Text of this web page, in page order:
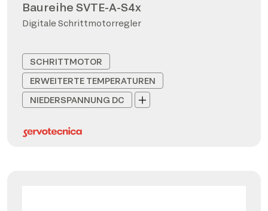
Baureihe SVTE-A-S4x
Digitale Schrittmotorregler
SCHRITTMOTOR
ERWEITERTE TEMPERATUREN
NIEDERSPANNUNG DC